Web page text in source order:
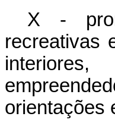
X -
recreativas
orientações